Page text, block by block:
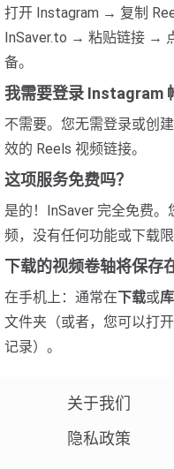
打开 Instagram → 复制
InSaver.to → 粘贴链接 →
备。
我需要登录 Instagram
不需要。您无需登录或创
效的 Reels 视频链接。
这项服务免费吗？
是的！InSaver 完全免费
频，没有任何功能或下载限
下载的视频卷轴将保存
在手机上：通常在下载或库
文件夹（或者，您可以打
记录）。
关于我们
隐私政策